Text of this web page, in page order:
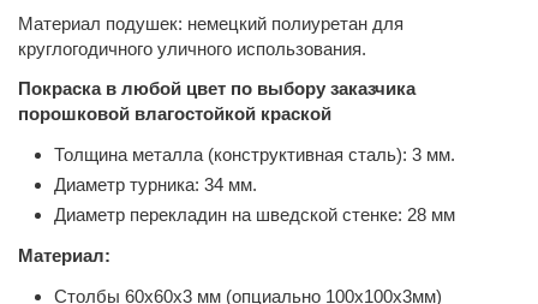
Материал подушек: немецкий полиуретан для
круглогодичного уличного использования.
Покраска в любой цвет по выбору заказчика
порошковой влагостойкой краской
Толщина металла (конструктивная сталь): 3 мм.
Диаметр турника: 34 мм.
Диаметр перекладин на шведской стенке: 28 мм
Материал:
Столбы 60х60х3 мм (опциально 100х100х3мм)